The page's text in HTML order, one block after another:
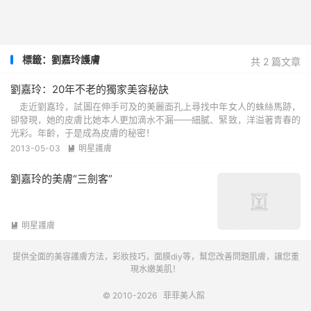
共 2 篇文章
標籤：劉嘉玲護膚
劉嘉玲：20年不老的獨家美容秘訣
走近劉嘉玲，試圖在伸手可及的美麗面孔上尋找中年女人的蛛絲馬跡，
卻發現，她的皮膚比她本人更加滴水不漏——細膩、緊致，洋溢著青春的
光彩。年齡，于是成為皮膚的秘密！
2013-05-03  明星護膚
劉嘉玲的美膚“三劍客”
 明星護膚
提供全面的美容護膚方法，彩妝技巧，面膜diy等，幫您改善問題肌膚，讓您重
現水嫩美肌！
© 2010-2026 菲菲美人館